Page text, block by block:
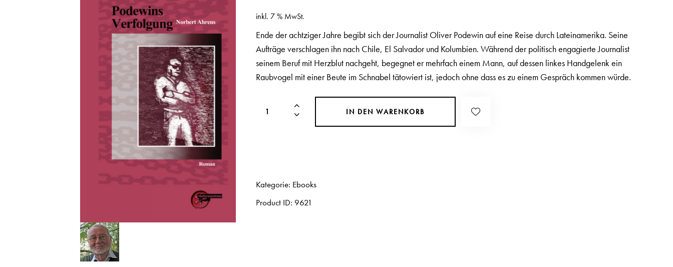
inkl. 7 % MwSt.
Ende der achtziger Jahre begibt sich der Journalist Oliver Podewin auf eine Reise durch Lateinamerika. Seine
Aufträge verschlagen ihn nach Chile, El Salvador und Kolumbien. Während der politisch engagierte Journalist
seinem Beruf mit Herzblut nachgeht, begegnet er mehrfach einem Mann, auf dessen linkes Handgelenk ein
Raubvogel mit einer Beute im Schnabel tätowiert ist, jedoch ohne dass es zu einem Gespräch kommen würde.
IN DEN WARENKORB
Kategorie: Ebooks
Product ID: 9621